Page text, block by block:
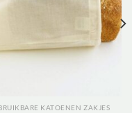
KATOENEN ZAKJES